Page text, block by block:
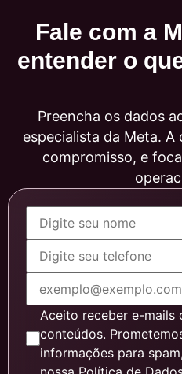
Fale com a
entender o
Preencha os dados
especialista da Meta.
compromisso, e
Aceito receber e-mails
conteúdos.
informações para spam,